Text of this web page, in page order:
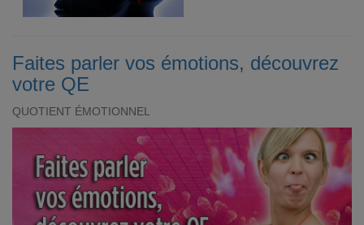
Faites parler vos émotions, découvrez
votre QE
QUOTIENT ÉMOTIONNEL